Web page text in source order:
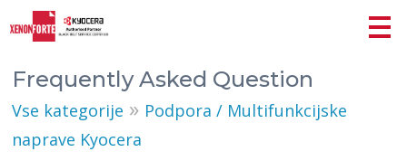
Frequently Asked Question
Vse kategorije » Podpora / Multifunkcijske
naprave Kyocera